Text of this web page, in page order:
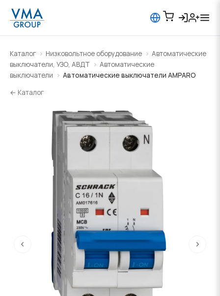
Каталог Низковольтное оборудование
Автоматические
выключатели, УЗО, АВДТ
Автоматические
выключатели
Автоматические выключатели AMPARO
← Каталог
‹ ›